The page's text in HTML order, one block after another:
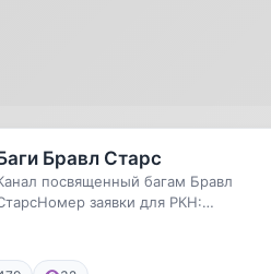
Бравл Старс
посвященный багам Бравл
заявки для РКН: